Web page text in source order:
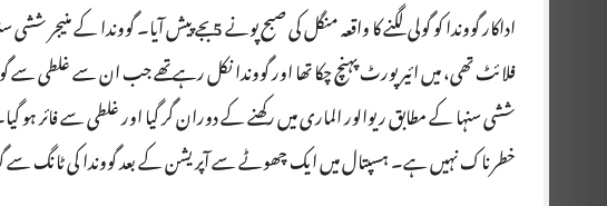
فلائٹ تھی، میں ائیر پورٹ پہنچ چکا تھا اور گووندا نکل رہے تھے جب ان سے غلطی سے
ششی سنہا کے مطابق ریوالور الماری میں رکھنے کے دوران گر گیا اور غلطی سے فائر
خطرناک نہیں ہے۔ ہسپتال میں ایک چھوٹے سے آپریشن کے بعد گووندا کی ٹانگ سے